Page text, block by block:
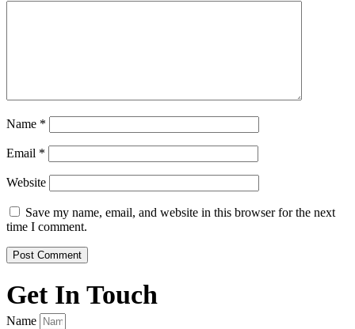
Name *
Email *
Website
Save my name, email, and website in this browser for the next
time I comment.
Get In Touch
Name